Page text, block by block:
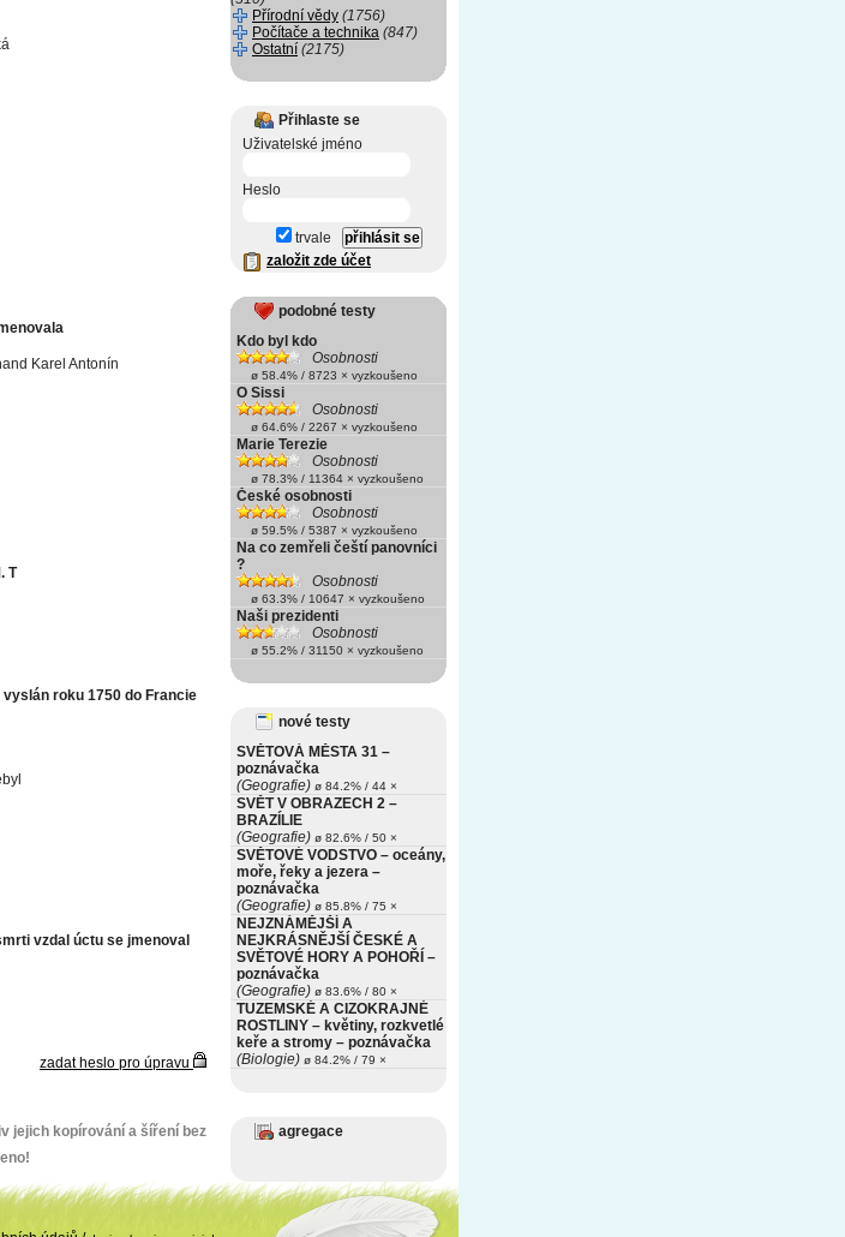
Karel Antonín
T
roku 1750 do Francie
vzdal úctu se jmenoval
zadat heslo pro úpravu
jejich kopírování a šíření bez
Přírodní vědy (1756)
Počítače a technika (847)
Ostatní (2175)
Přihlaste se
Uživatelské jméno
Heslo
trvale
založit zde účet
podobné testy
Kdo byl kdo
Osobnosti
ø 58.4% / 8723 × vyzkoušeno
O Sissi
Osobnosti
ø 64.6% / 2267 × vyzkoušeno
Marie Terezie
Osobnosti
ø 78.3% / 11364 × vyzkoušeno
České osobnosti
Osobnosti
ø 59.5% / 5387 × vyzkoušeno
Na co zemřeli čeští panovníci
?
Osobnosti
ø 63.3% / 10647 × vyzkoušeno
Naši prezidenti
Osobnosti
ø 55.2% / 31150 × vyzkoušeno
nové testy
SVĚTOVÁ MĚSTA 31 –
poznávačka
(Geografie) ø 84.2% / 44 ×
SVĚT V OBRAZECH 2 –
BRAZÍLIE
(Geografie) ø 82.6% / 50 ×
SVĚTOVÉ VODSTVO – oceány,
moře, řeky a jezera –
poznávačka
(Geografie) ø 85.8% / 75 ×
NEJZNÁMĚJŠÍ A
NEJKRÁSNĚJŠÍ ČESKÉ A
SVĚTOVÉ HORY A POHOŘÍ –
poznávačka
(Geografie) ø 83.6% / 80 ×
TUZEMSKÉ A CIZOKRAJNÉ
ROSTLINY – květiny, rozkvetlé
keře a stromy – poznávačka
(Biologie) ø 84.2% / 79 ×
agregace